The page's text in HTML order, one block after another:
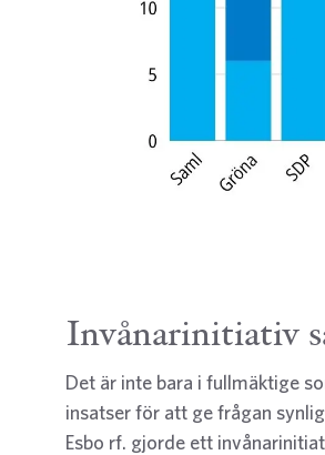
Invånarinitiativ
Det är inte bara i fullmäktige
insatser för att ge frågan
Esbo rf. gjorde ett